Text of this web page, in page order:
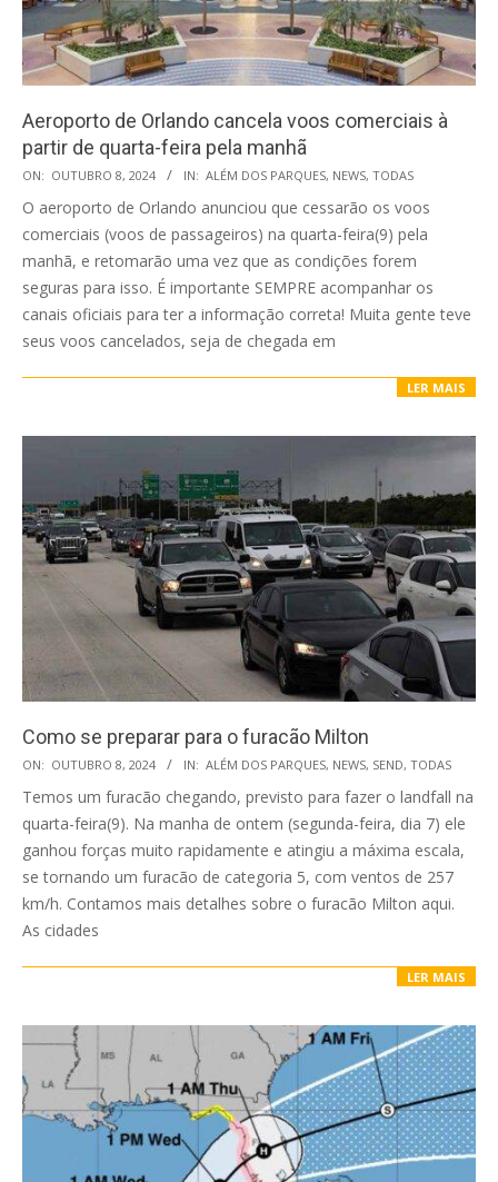
Aeroporto de Orlando cancela voos comerciais à
partir de quarta-feira pela manhã
2024-
10-
08
ON: OUTUBRO 8, 2024 IN: ALÉM DOS PARQUES, NEWS, TODAS
O aeroporto de Orlando anunciou que cessarão os voos
comerciais (voos de passageiros) na quarta-feira(9) pela
manhã, e retomarão uma vez que as condições forem
seguras para isso. É importante SEMPRE acompanhar os
canais oficiais para ter a informação correta! Muita gente teve
seus voos cancelados, seja de chegada em
LER MAIS
Como se preparar para o furacão Milton
2024-
10-
08
ON: OUTUBRO 8, 2024 IN: ALÉM DOS PARQUES, NEWS, SEND, TODAS
Temos um furacão chegando, previsto para fazer o landfall na
quarta-feira(9). Na manha de ontem (segunda-feira, dia 7) ele
ganhou forças muito rapidamente e atingiu a máxima escala,
se tornando um furacão de categoria 5, com ventos de 257
km/h. Contamos mais detalhes sobre o furacão Milton aqui.
As cidades
LER MAIS